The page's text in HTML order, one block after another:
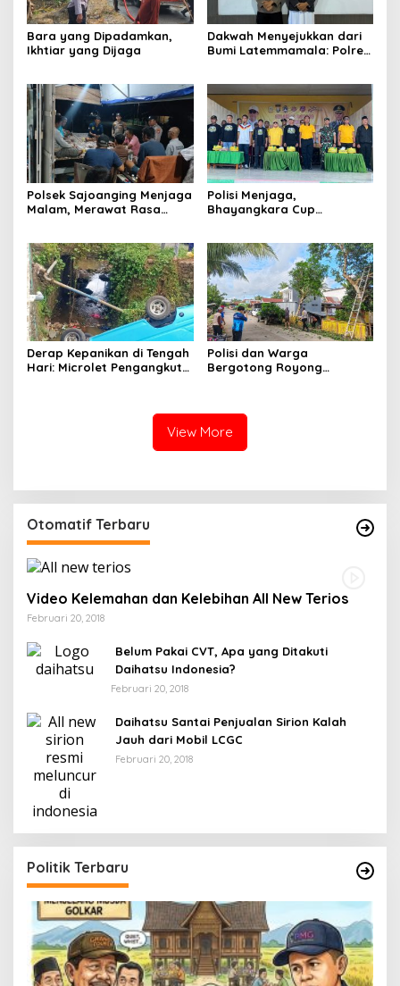
Bara yang Dipadamkan,
Ikhtiar yang Dijaga
Dakwah Menyejukkan dari
Bumi Latemmamala: Polres
Polda Sulsel
Polsek Sajoanging Menjaga
Malam, Merawat Rasa
Polisi Menjaga,
Bhayangkara Cup
Derap Kepanikan di Tengah
Hari: Microlet Pengangkut
Polisi dan Warga
Bergotong Royong
Rawan Tumbang
View More
Otomatif Terbaru
Video Kelemahan dan Kelebihan All New Terios
Februari 20, 2018
Belum Pakai CVT, Apa yang Ditakuti
Daihatsu Indonesia?
Februari 20, 2018
Daihatsu Santai Penjualan Sirion Kalah
Jauh dari Mobil LCGC
Februari 20, 2018
Politik Terbaru